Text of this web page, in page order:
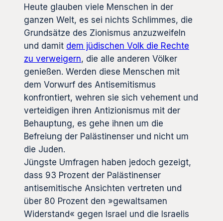
Heute glauben viele Menschen in der
ganzen Welt, es sei nichts Schlimmes, die
Grundsätze des Zionismus anzuzweifeln
und damit dem jüdischen Volk die Rechte
zu verweigern, die alle anderen Völker
genießen. Werden diese Menschen mit
dem Vorwurf des Antisemitismus
konfrontiert, wehren sie sich vehement und
verteidigen ihren Antizionismus mit der
Behauptung, es gehe ihnen um die
Befreiung der Palästinenser und nicht um
die Juden.
Jüngste Umfragen haben jedoch gezeigt,
dass 93 Prozent der Palästinenser
antisemitische Ansichten vertreten und
über 80 Prozent den »gewaltsamen
Widerstand« gegen Israel und die Israelis